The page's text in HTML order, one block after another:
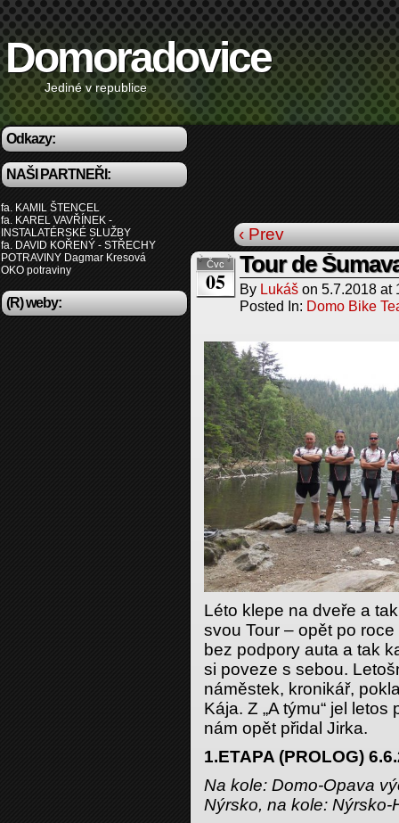
Domoradovice
Jediné v republice
Odkazy:
NAŠI PARTNEŘI:
fa. KAMIL ŠTENCEL
fa. KAREL VAVŘÍNEK -
INSTALATÉRSKÉ SLUŽBY
fa. DAVID KOŘENÝ - STŘECHY
POTRAVINY Dagmar Kresová
OKO potraviny
(R) weby:
‹ Prev
Čvc
05
Tour de
By Lukáš on 5.7.2018 at
Posted In: Domo Bike
Léto klepe na dveře a
svou Tour – opět po
bez podpory auta a tak
si poveze s sebou.
náměstek, kronikář,
Kája. Z „A týmu“ jel
nám opět přidal Jirka.
1.ETAPA (PROLOG)
Na kole: Domo-Opava
Nýrsko, na kole: